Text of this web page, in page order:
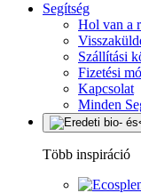
Segítség
Hol van a
Szállítási
Fizetési
Kapcsolat
Minden
Több inspiráció